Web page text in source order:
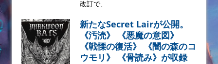
改訂で、 ...
新たなSecret Lairが公開。
《汚涜》 《悪魔の意図》
《戦慄の復活》 《闇の森のコ
ウモリ》 《骨読み》が収録